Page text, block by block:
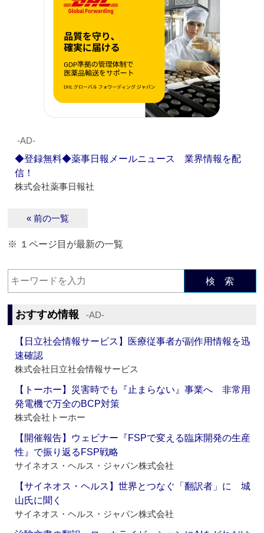
‐AD‐
◆登録無料◆薬事日報メールニュース 業界情報を配
信！
株式会社薬事日報社
« 前の一覧
※ １ページ目が最新の一覧
検 索
おすすめ情報 ‐AD‐
【日立社会情報サービス】医療従事者が副作用情報を迅
速確認
株式会社日立社会情報サービス
【トーホー】災害時でも『止まらない』事業へ 非常用
発電機で万全のBCP対策
株式会社トーホー
【開催報告】ウェビナー『FSPで変える臨床開発の生産
性』で振り返るFSP戦略
サイネオス・ヘルス・ジャパン株式会社
【サイネオス・ヘルス】世界とつなぐ「翻訳者」に 城
山氏に聞く
サイネオス・ヘルス・ジャパン株式会社